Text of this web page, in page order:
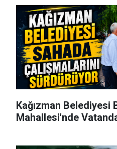
Kağızman Belediyesi
Mahallesi'nde